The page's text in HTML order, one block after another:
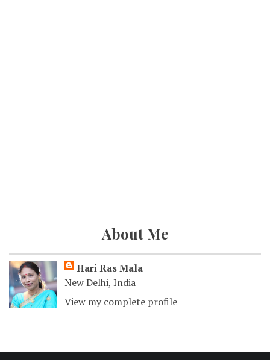
About Me
Hari Ras Mala
New Delhi, India
View my complete profile